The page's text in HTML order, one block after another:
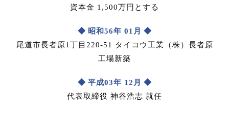
資本金 1,500万円とする
昭和56年 01月
尾道市長者原1丁目220-51 タイコウ工業（株）長者原
工場新築
平成03年 12月
代表取締役 神谷浩志 就任